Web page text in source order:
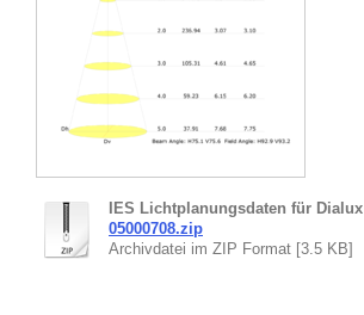
IES Lichtplanungsdaten für
05000708.zip
Archivdatei im ZIP Format [3.5 KB]